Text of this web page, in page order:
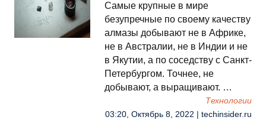
Самые крупные в мире
безупречные по своему качеству
алмазы добывают не в Африке,
не в Австралии, не в Индии и не
в Якутии, а по соседству с Санкт-
Петербургом. Точнее, не
добывают, а выращивают. …
Технологии
03:20, Октябрь 8, 2022 | techinsider.ru